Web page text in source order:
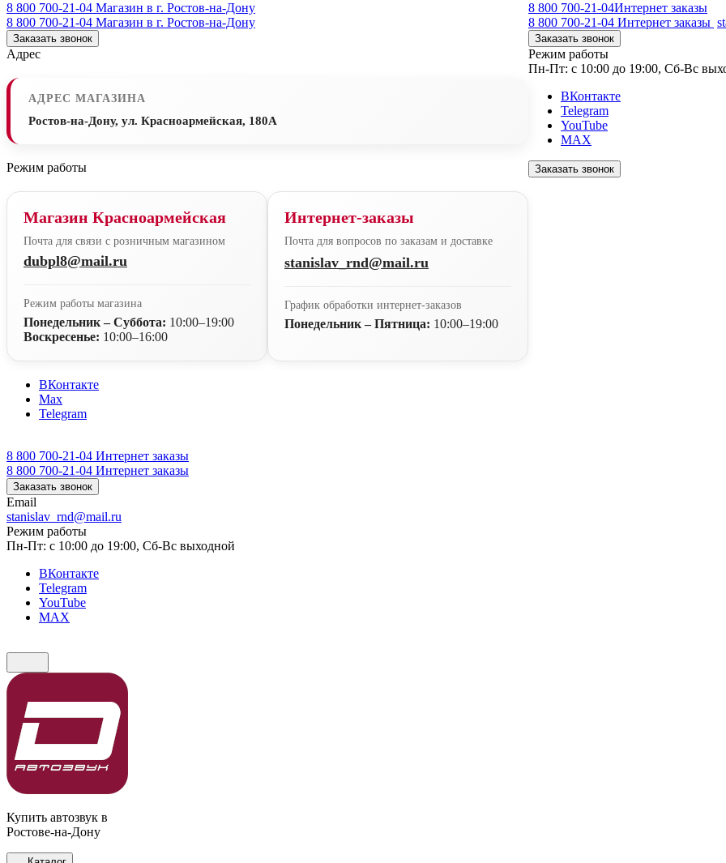
8 800 700-21-04 Магазин в г. Ростов-на-Дону
8 800 700-21-04 Магазин в г. Ростов-на-Дону
Заказать звонок
Адрес
АДРЕС МАГАЗИНА
Ростов-на-Дону, ул. Красноармейская, 180А
Режим работы
Магазин Красноармейская
Почта для связи с розничным магазином
dubpl8@mail.ru
Режим работы магазина
Понедельник – Суббота: 10:00–19:00
Воскресенье: 10:00–16:00
Интернет-заказы
Почта для вопросов по заказам и доставке
stanislav_rnd@mail.ru
График обработки интернет-заказов
Понедельник – Пятница: 10:00–19:00
ВКонтакте
Max
Telegram
8 800 700-21-04 Интернет заказы
8 800 700-21-04 Интернет заказы
Заказать звонок
Email
stanislav_rnd@mail.ru
Режим работы
Пн-Пт: с 10:00 до 19:00, Сб-Вс выходной
ВКонтакте
Telegram
YouTube
MAX
8 800 700-21-04Интернет заказы
8 800 700-21-04 Интернет заказы
Заказать звонок
Режим работы
Пн-Пт: с 10:00 до 19:00, Сб-Вс
ВКонтакте
Telegram
YouTube
MAX
Заказать звонок
Купить автозвук в
Ростове-на-Дону